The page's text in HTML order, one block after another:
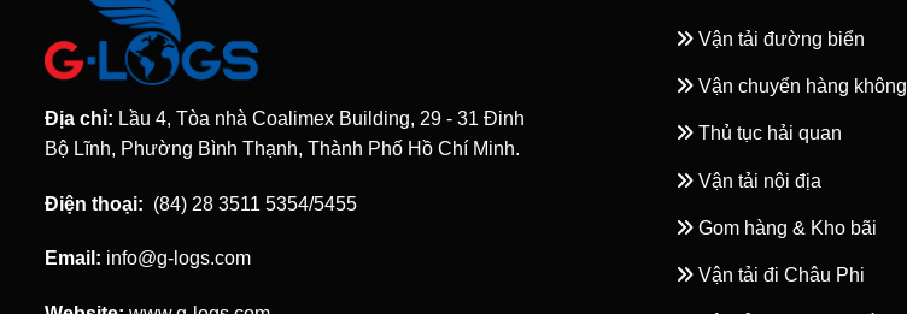
Địa chỉ: Lầu 4, Tòa nhà Coalimex Building, 29 - 31 Đinh
Bộ Lĩnh, Phường Bình Thạnh, Thành Phố Hồ Chí Minh.
Điện thoại: (84) 28 3511 5354/5455
Email: info@g-logs.com
Vận tải đường biển
Vận chuyển hàng không
Thủ tục hải quan
Vận tải nội địa
Gom hàng & Kho bãi
Vận tải đi Châu Phi